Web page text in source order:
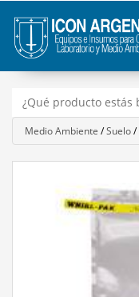
Medio Ambiente /Suelo/